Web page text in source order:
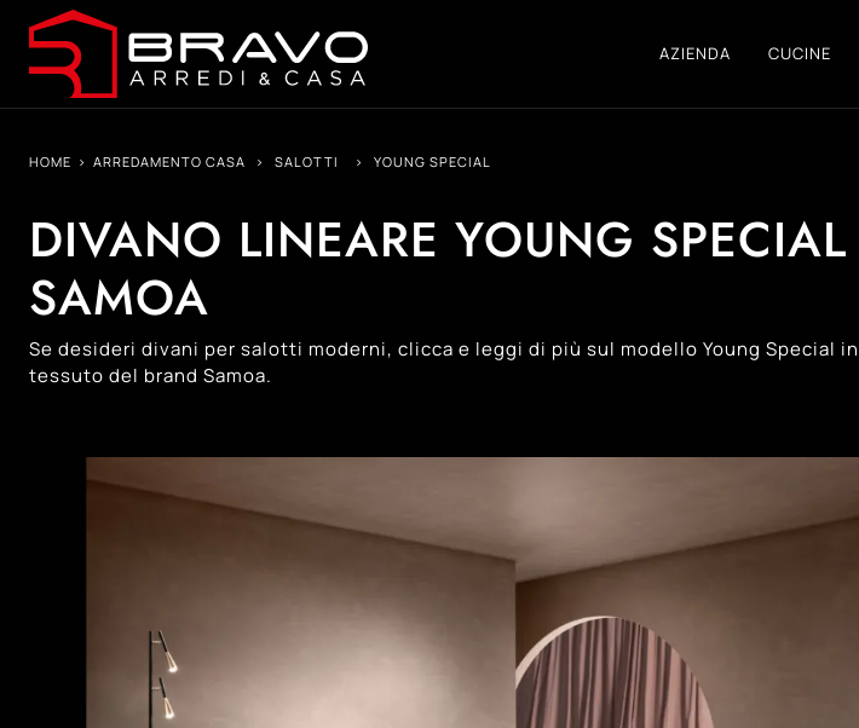
AZIENDA CUCINE
HOME > ARREDAMENTO CASA > SALOTTI > YOUNG SPECIAL
DIVANO LINEARE YOUNG
SAMOA
Se desideri divani per salotti moderni, clicca e leggi di più sul modello Young Special in
tessuto del brand Samoa.